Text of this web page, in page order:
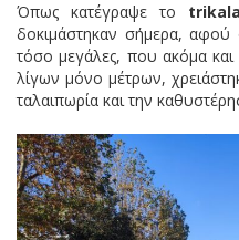
Όπως κατέγραψε το trikala
δοκιμάστηκαν σήμερα, αφού
τόσο μεγάλες, που ακόμα και
λίγων μόνο μέτρων,
ταλαιπωρία και την